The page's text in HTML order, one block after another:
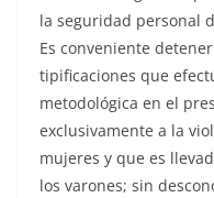
la seguridad personal
Es conveniente
tipificaciones que
metodológica en el
exclusivamente a la
mujeres y que es
los varones; sin